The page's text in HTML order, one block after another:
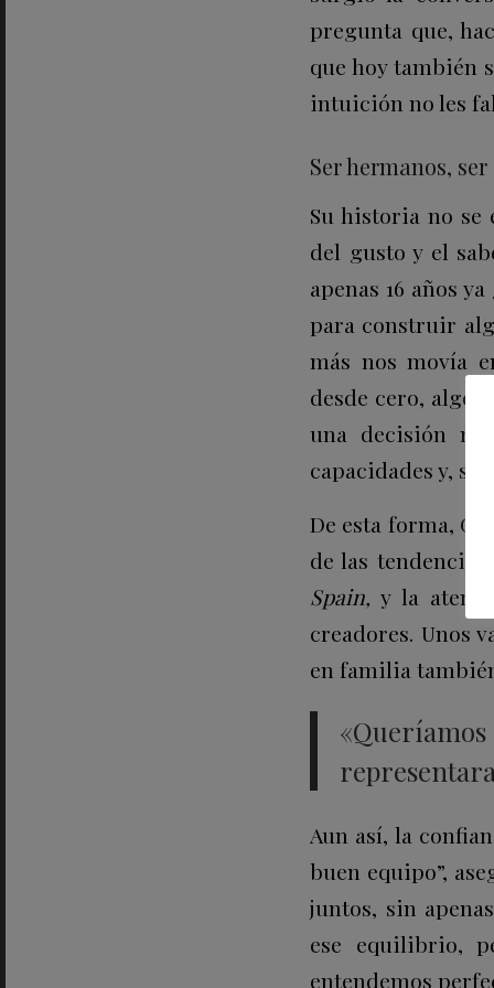
pregunta que,
que hoy también
intuición no les
Ser hermanos,
Su historia no se
del gusto y el
apenas 16 años
para construir
más nos movía
desde cero, algo
una decisión
capacidades y,
De esta forma,
de las
Spain, y la
creadores. Unos
en familia
Aun así, la
buen equipo”,
juntos, sin
ese equilibrio,
entendemos